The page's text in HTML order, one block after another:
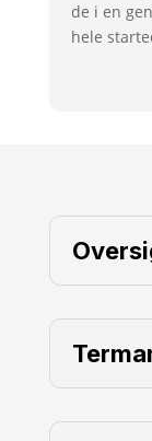
de i en
hele